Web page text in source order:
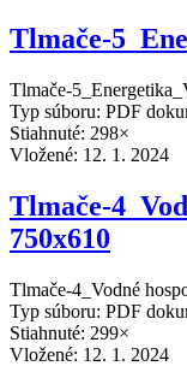
Tlmače-
Tlmače-
Typ súboru: PDF
Stiahnuté: 298×
Vložené: 12. 1. 2024
Tlmače-
750x610
Tlmače-4_Vodné
Typ súboru: PDF
Stiahnuté: 299×
Vložené: 12. 1. 2024